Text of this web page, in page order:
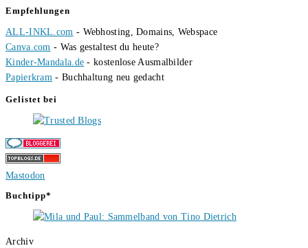
Empfehlungen
ALL-INKL.com - Webhosting, Domains, Webspace
Canva.com - Was gestaltest du heute?
Kinder-Mandala.de - kostenlose Ausmalbilder
Papierkram - Buchhaltung neu gedacht
Gelistet bei
Mastodon
Buchtipp*
Archiv